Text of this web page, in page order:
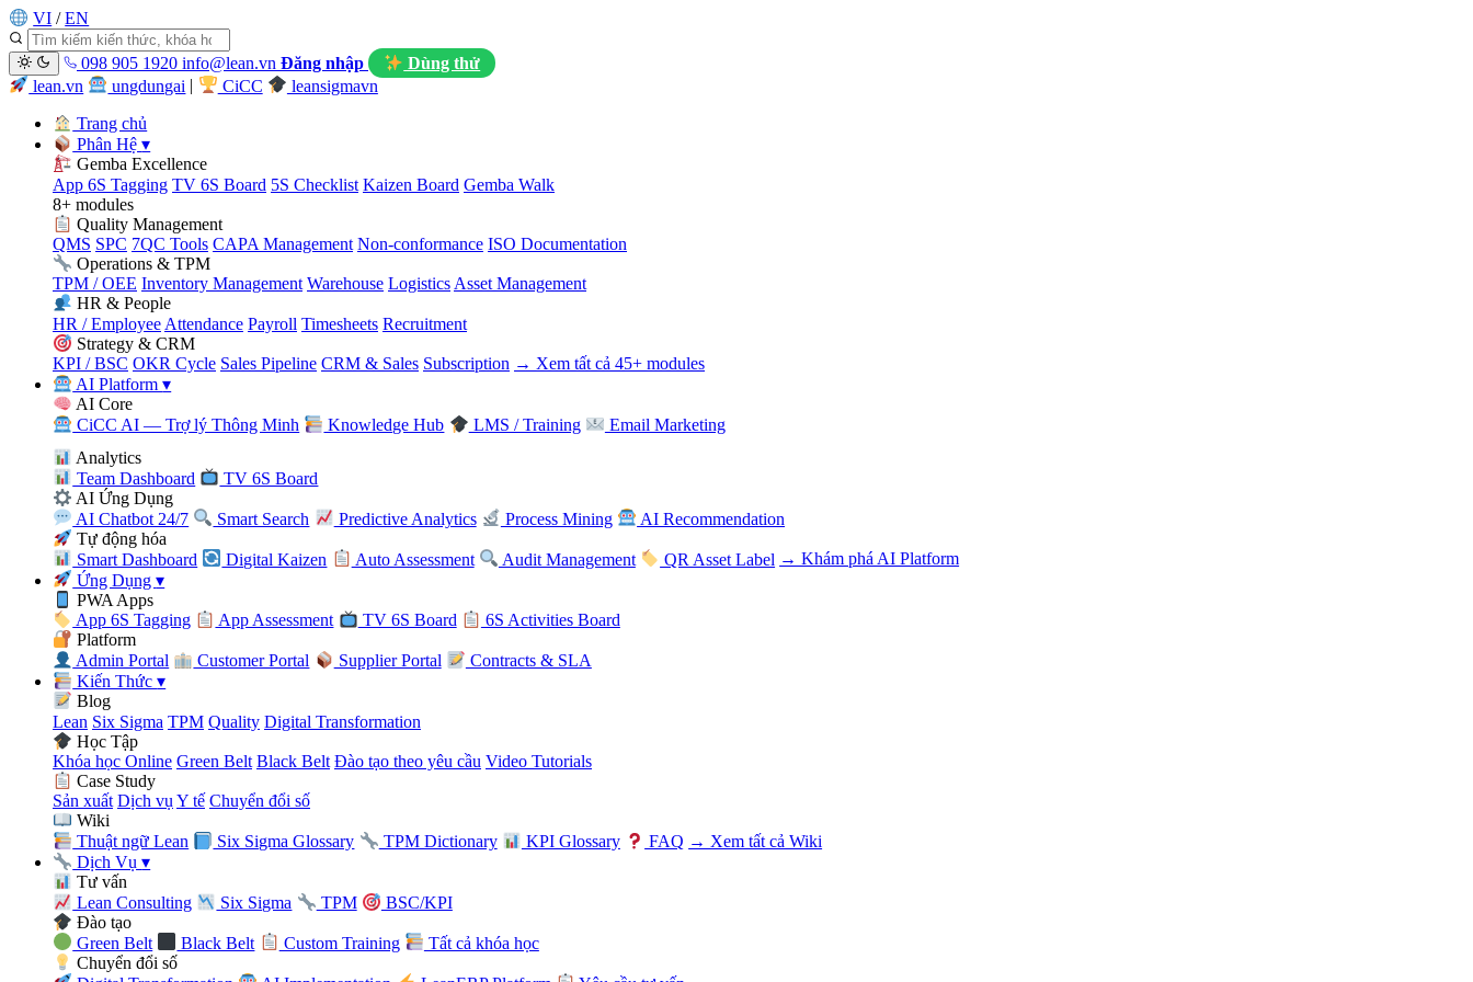
VI / EN
098 905 1920 info@lean.vn Đăng nhập
Dùng thử
lean.vn
ungdungai CiCC leansigmavn
Trang chủ
Phân Hệ▾
Gemba Excellence
App 6S Tagging TV 6S Board 5S Checklist Kaizen Board Gemba Walk
8+ modules
Quality Management
QMS SPC 7QC Tools CAPA Management Non-conformance ISO Documentation
Operations & TPM
TPM / OEE Inventory Management Warehouse LogisticsAsset Management
HR & People
HR / Employee Attendance Payroll Timesheets Recruitment
Strategy & CRM
KPI / BSC OKR Cycle Sales Pipeline CRM & Sales Subscription → Xem tất cả 45+ modules
AI Platform▾
AI Core
CiCC AI — Trợ lý Thông Minh
Knowledge Hub LMS / Training
Email Marketing
Analytics
Team Dashboard
TV 6S Board
AI Ứng Dụng
AI Chatbot 24/7
Smart Search Predictive Analytics Process Mining
AI Recommendation
Tự động hóa
Smart Dashboard
Digital Kaizen Auto Assessment Audit Management QR Asset Label → Khám phá AI Platform
Ứng Dụng▾
PWA Apps
App 6S Tagging
App Assessment TV 6S Board
6S Activities Board
Platform
Admin Portal
Customer Portal Supplier Portal
Contracts & SLA
Kiến Thức▾
Blog
Lean Six Sigma TPM Quality Digital Transformation
Học Tập
Khóa học Online Green Belt Black Belt Đào tạo theo yêu cầu Video Tutorials
Case Study
Sản xuất Dịch vụ Y tế Chuyển đổi số
Wiki
Thuật ngữ Lean
Six Sigma Glossary TPM Dictionary KPI Glossary FAQ → Xem tất cả Wiki
Dịch Vụ▾
Tư vấn
Lean Consulting
Six Sigma TPM
BSC/KPI
Đào tạo
Green Belt
Black Belt Custom Training
Tất cả khóa học
Chuyển đổi số